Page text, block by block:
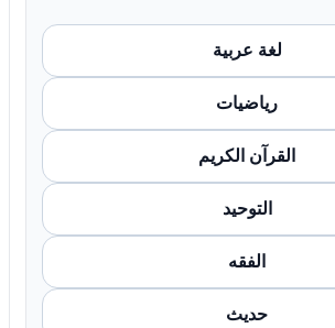
لغة عربية
رياضيات
القرآن الكريم
التوحيد
الفقه
حديث